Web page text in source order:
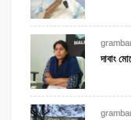
দাবাং